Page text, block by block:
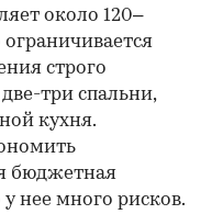
около 120–
строго
три спальни,
кухня.
бюджетная
нее много рисков.